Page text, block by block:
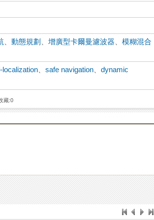
、動態規劃 、增廣型卡爾曼濾波器 、模糊混合
localization 、safe navigation 、dynamic
藏:0